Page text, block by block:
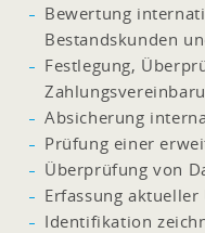
Bewertung
Bestandskunden
Festlegung,
Absicherung
Prüfung einer
Überprüfung von
Erfassung
Identifikation